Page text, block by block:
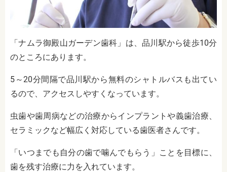
「ナムラ御殿山ガーデン歯科」は、品川駅から徒歩10分
のところにあります。
5～20分間隔で品川駅から無料のシャトルバスも出てい
るので、アクセスしやすくなっています。
虫歯や歯周病などの治療からインプラントや義歯治療、
セラミックなど幅広く対応している歯医者さんです。
「いつまでも自分の歯で噛んでもらう」ことを目標に、
歯を残す治療に力を入れています。